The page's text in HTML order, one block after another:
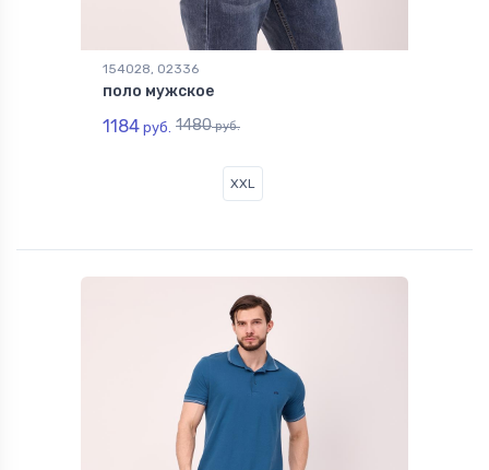
154028, 02336
поло мужское
1184 руб. 1480руб.
XXL